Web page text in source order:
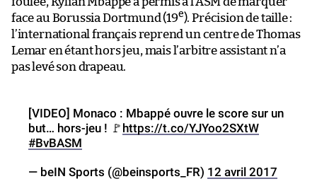
face au Borussia Dortmund (19e). Précision de taille :
l’international français reprend un centre de Thomas
Lemar en étant hors jeu, mais l’arbitre assistant n’a
pas levé son drapeau.
[VIDEO] Monaco : Mbappé ouvre le score sur un
but… hors-jeu ! 🚩 https://t.co/YJYoo2SXtW
#BvBASM
— beIN Sports (@beinsports_FR) 12 avril 2017